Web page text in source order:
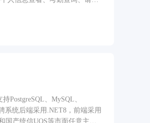
PostgreSQL、MySQL、
系统后端采用.NET8，前端采用